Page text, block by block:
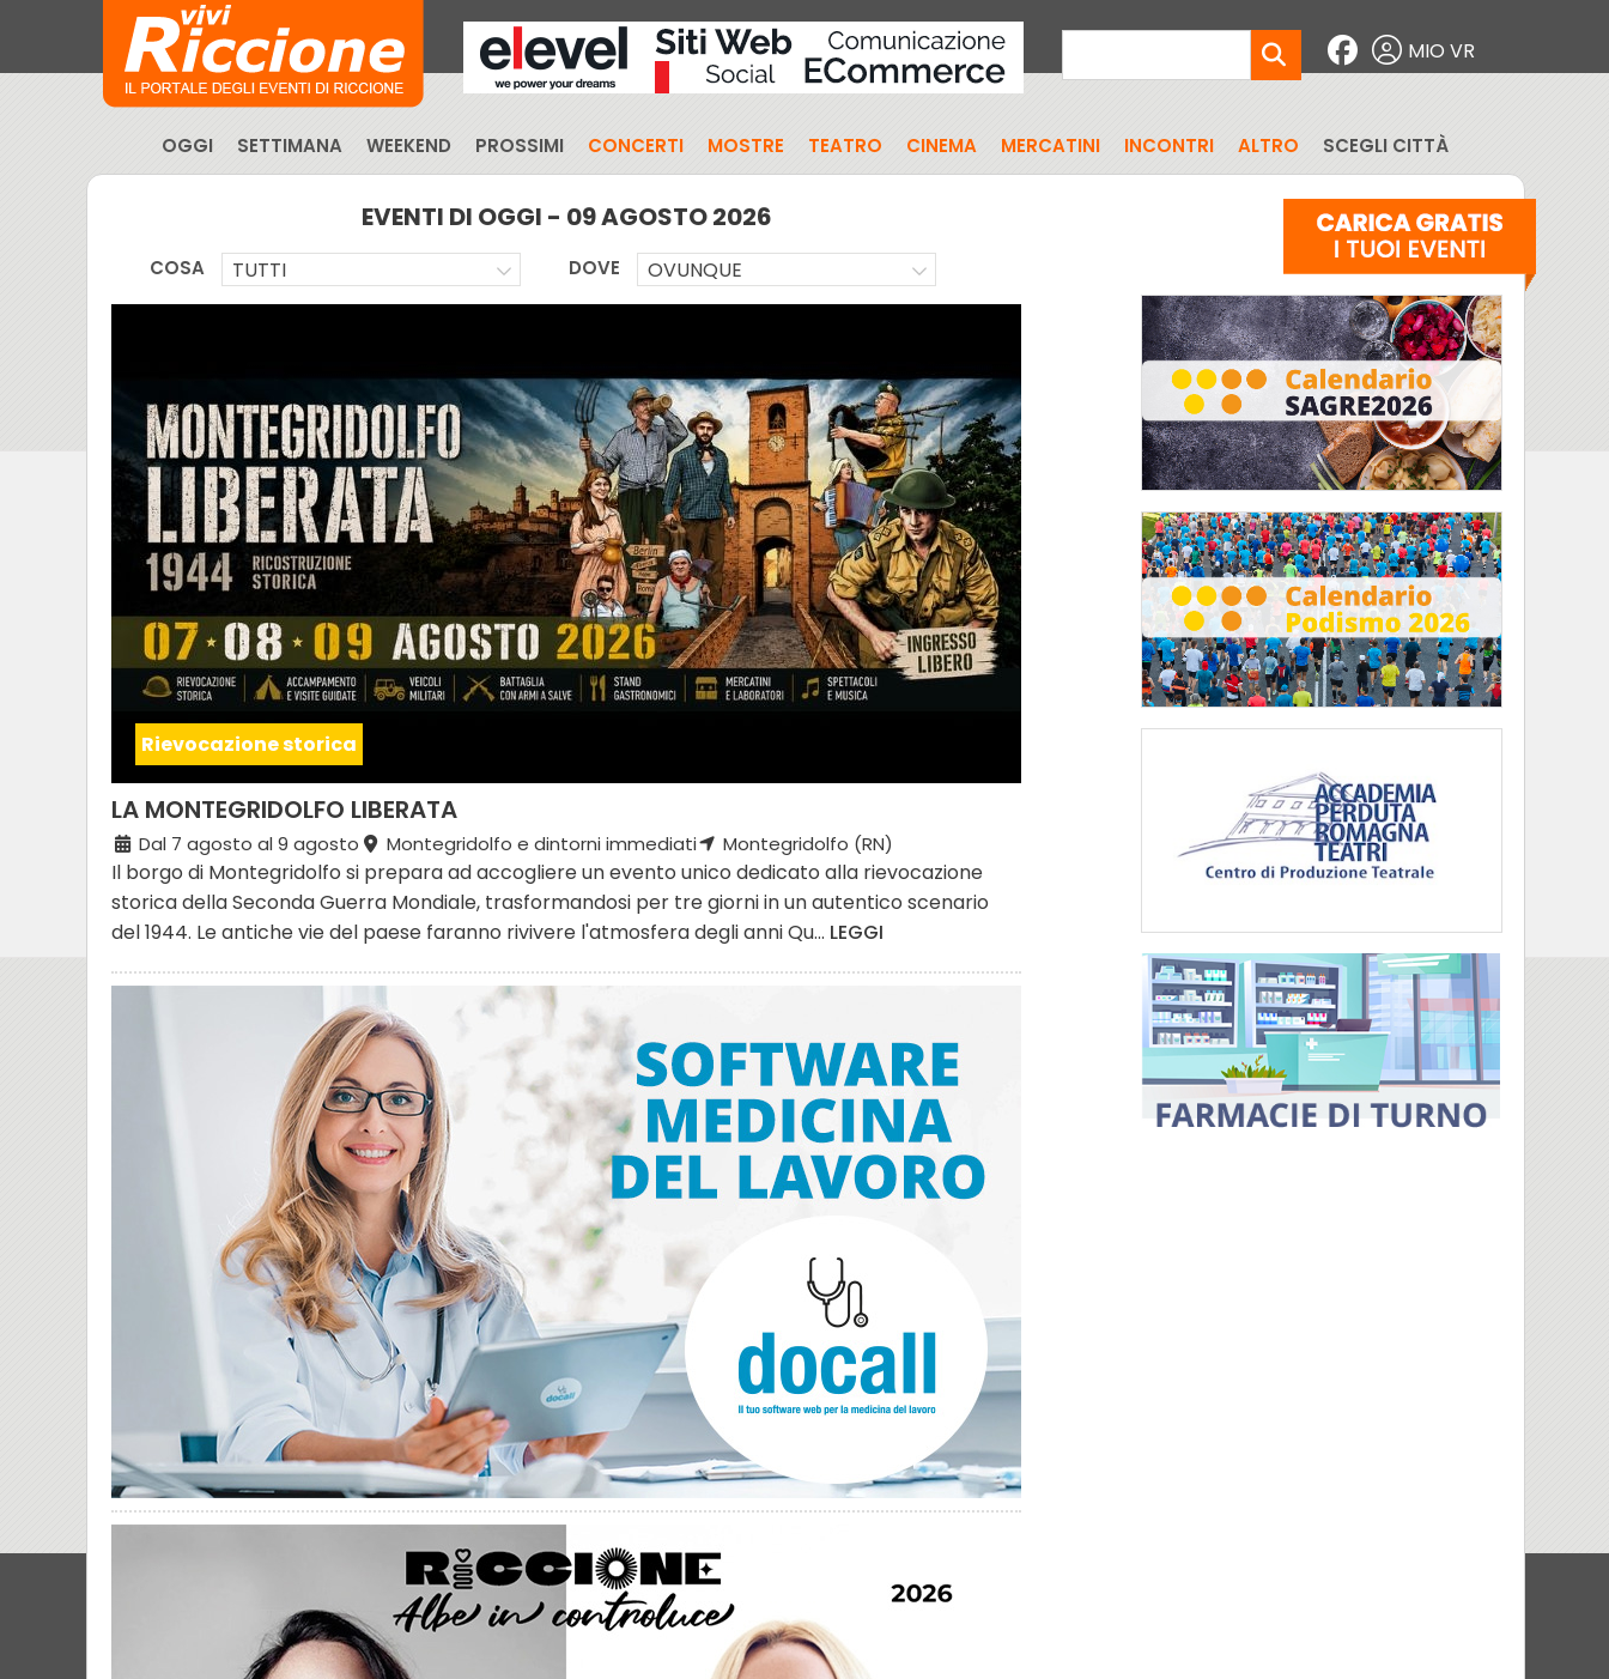
MIO VR
OGGI SETTIMANA WEEKEND PROSSIMI CONCERTI MOSTRE TEATRO CINEMA MERCATINI INCONTRI ALTRO SCEGLI CITTÀ
EVENTI DI OGGI - 09 AGOSTO 2026
COSA TUTTI DOVE OVUNQUE
Rievocazione storica
LA MONTEGRIDOLFO LIBERATA
Dal 7 agosto al 9 agosto Montegridolfo e dintorni immediati Montegridolfo (RN)
Il borgo di Montegridolfo si prepara ad accogliere un evento unico dedicato alla rievocazione
storica della Seconda Guerra Mondiale, trasformandosi per tre giorni in un autentico scenario
del 1944. Le antiche vie del paese faranno rivivere l'atmosfera degli anni Qu... LEGGI